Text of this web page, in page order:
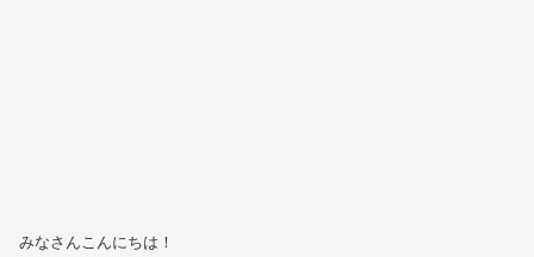
みなさんこんにちは！